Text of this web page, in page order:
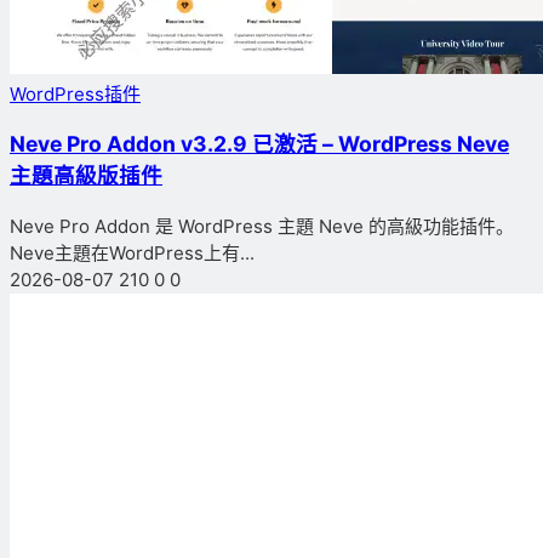
WordPress插件
Neve Pro Addon v3.2.9 已激活 – WordPress Neve
主題高級版插件
Neve Pro Addon 是 WordPress 主題 Neve 的高級功能插件。
Neve主題在WordPress上有...
2026-08-07 210 0 0